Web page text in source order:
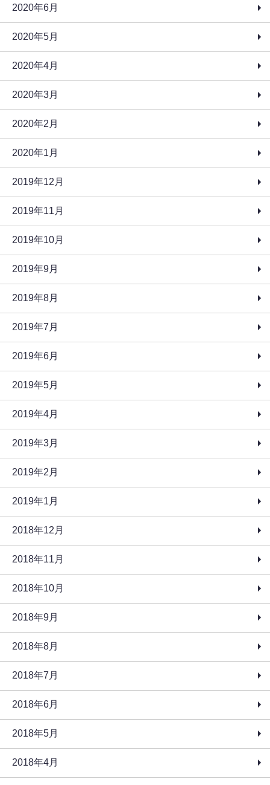
2020年6月
2020年5月
2020年4月
2020年3月
2020年2月
2020年1月
2019年12月
2019年11月
2019年10月
2019年9月
2019年8月
2019年7月
2019年6月
2019年5月
2019年4月
2019年3月
2019年2月
2019年1月
2018年12月
2018年11月
2018年10月
2018年9月
2018年8月
2018年7月
2018年6月
2018年5月
2018年4月